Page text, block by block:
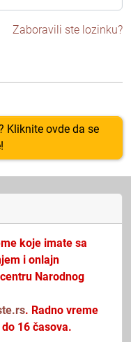
Zaboravili ste lozinku?
Kliknite ovde da se
koje imate sa
i onlajn
Narodnog
. Radno vreme
16 časova.